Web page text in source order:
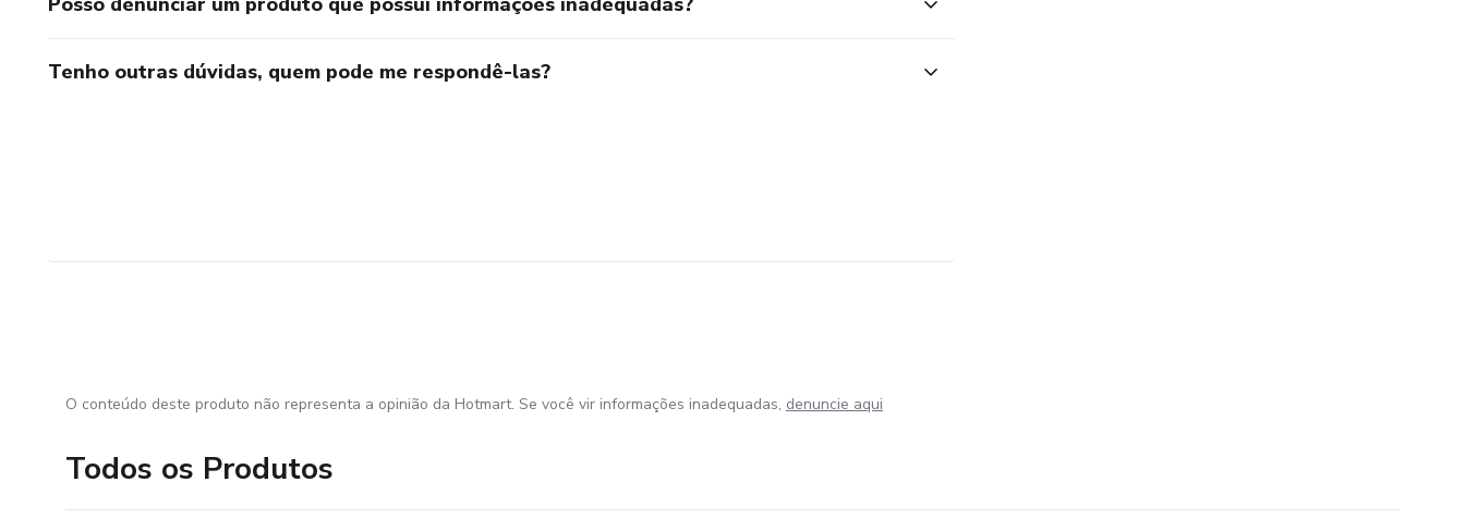
Tenho outras dúvidas, quem pode me respondê-las?
O conteúdo deste produto não representa a opinião da Hotmart. Se você vir informações inadequadas, denuncie aqui
Todos os Produtos